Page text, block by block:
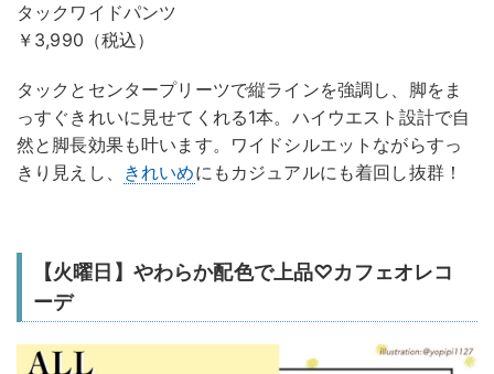
タックワイドパンツ
￥3,990（税込）
タックとセンタープリーツで縦ラインを強調し、脚をま
っすぐきれいに見せてくれる1本。ハイウエスト設計で自
然と脚長効果も叶います。ワイドシルエットながらすっ
きり見えし、
きれいめにもカジュアルにも着回し抜群！
【火曜日】やわらか配色で上品♡カフェオレコ
ーデ